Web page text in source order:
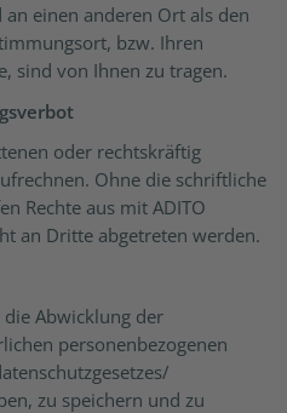
an einen anderen Ort als den
bzw. Ihren
sind von Ihnen zu tragen.
oder rechtskräftig
Ohne die schriftliche
Rechte aus mit ADITO
an Dritte abgetreten werden.
Abwicklung der
personenbezogenen
zu speichern und zu